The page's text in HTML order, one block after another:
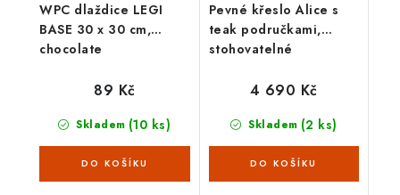
WPC dlaždice LEGI
BASE 30 x 30 cm,
chocolate
Skladem (10 ks)
89 Kč
Pevné křeslo Alice s
teak područkami,
stohovatelné
Skladem (2 ks)
4 690 Kč